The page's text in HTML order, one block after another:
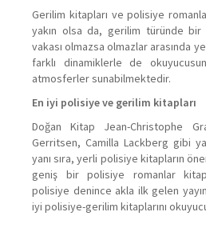
Gerilim kitapları ve polisiye
yakın olsa da, gerilim türünde
vakası olmazsa olmazlar arasında
farklı dinamiklerle de
atmosferler sunabilmektedir.
En iyi polisiye ve gerilim kitapları
Doğan Kitap Jean-Christophe
Gerritsen, Camilla Lackberg gibi
yanı sıra, yerli polisiye kitapların
geniş bir polisiye romanlar
polisiye denince akla ilk gelen
iyi polisiye-gerilim kitaplarını